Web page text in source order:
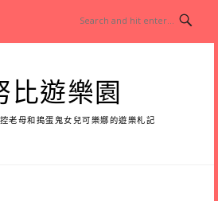
比遊樂園
老母和搗蛋鬼女兒可樂娜的遊樂札記